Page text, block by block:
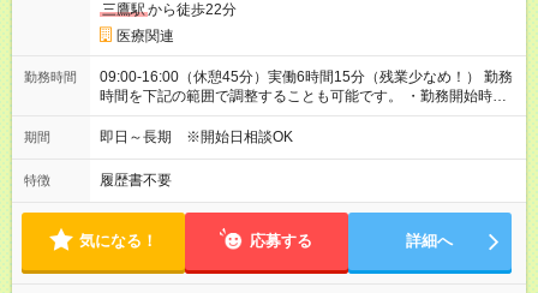
三鷹駅から徒歩22分
医療関連
勤務時間
09:00-16:00（休憩45分）実働6時間15分（残業少なめ！） 勤務
時間を下記の範囲で調整することも可能です。 ・勤務開始時
間 09:00～10:00 ・勤務終了時間 15:00～16:00 ・実働
04:15～06:15
期間 即日～長期 ※開始日相談OK
特徴 履歴書不要
気になる！ 応募する 詳細へ